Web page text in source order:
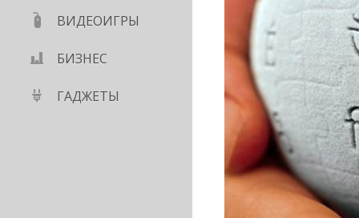
ВИДЕОИГРЫ
БИЗНЕС
ГАДЖЕТЫ